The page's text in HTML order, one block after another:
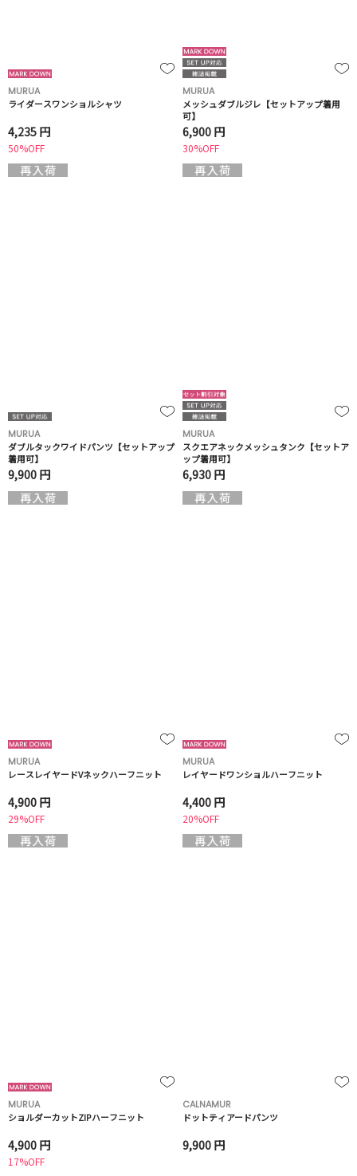
MURUA
ライダースワンショルシャツ
4,235 円
50%OFF
MURUA
メッシュダブルジレ【セットアップ着用
可】
6,900 円
30%OFF
MURUA
ダブルタックワイドパンツ【セットアップ
着用可】
9,900 円
MURUA
スクエアネックメッシュタンク【セットア
ップ着用可】
6,930 円
MURUA
レースレイヤードVネックハーフニット
4,900 円
29%OFF
MURUA
レイヤードワンショルハーフニット
4,400 円
20%OFF
MURUA
ショルダーカットZIPハーフニット
4,900 円
17%OFF
CALNAMUR
ドットティアードパンツ
9,900 円